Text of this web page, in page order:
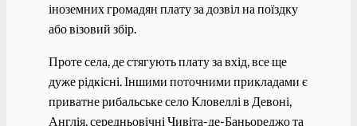
іноземних громадян плату за дозвіл на поїздку
або візовий збір.
Проте села, де стягують плату за вхід, все ще
дуже рідкісні. Іншими поточними прикладами є
приватне рибальське село Кловеллі в Девоні,
Англія, середньовічні Чивіта-де-Баньореджо та